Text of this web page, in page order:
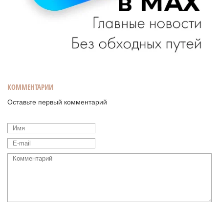
КОММЕНТАРИИ
Оставьте первый комментарий